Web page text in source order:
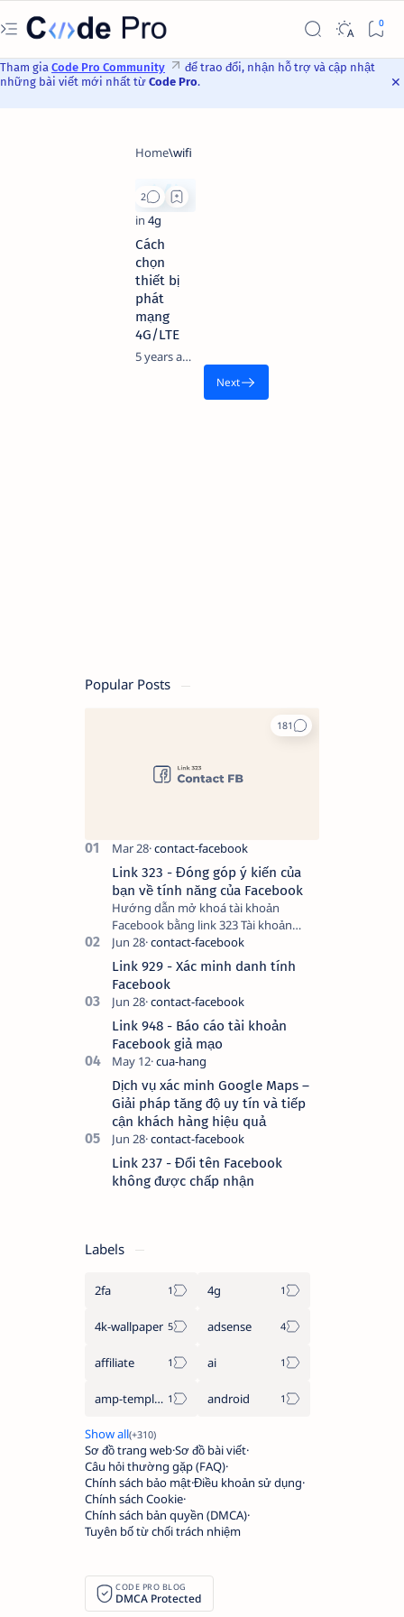
Tham gia Code Pro Community
để trao đổi, nhận hỗ trợ và cập nhật
những bài viết mới nhất từ Code Pro.
Cách
chọn
thiết bị
phát
mạng
4G/LTE
5 years ago
Popular Posts
Link 323 - Đóng góp ý kiến của
bạn về tính năng của Facebook
Hướng dẫn mở khoá tài khoản
Facebook bằng link 323 Tài khoản
Facebook bị vô hiệu hóa có thể do
nhiều nguyên nhân, do bạn đăng bài
hay thực hiện…
Link 929 - Xác minh danh tính
Facebook
Link 948 - Báo cáo tài khoản
Facebook giả mạo
Dịch vụ xác minh Google Maps –
Giải pháp tăng độ uy tín và tiếp
cận khách hàng hiệu quả
Link 237 - Đổi tên Facebook
không được chấp nhận
Labels
2fa 4g
4k-wallpaper adsense
affiliate ai
amp-template android
Sơ đồ trang webSơ đồ bài viết
Câu hỏi thường gặp (FAQ)
Chính sách bảo mậtĐiều khoản sử dụng
Chính sách Cookie
Chính sách bản quyền (DMCA)
Tuyên bố từ chối trách nhiệm
CODE PRO BLOG
DMCA Protected